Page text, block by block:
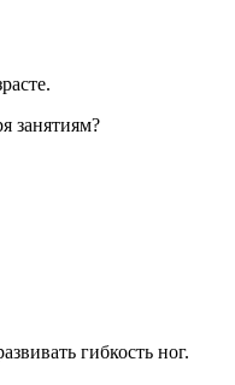
занятиям?
гибкость ног.